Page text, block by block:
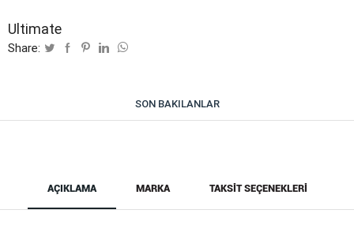
Ultimate
Share:
SON BAKILANLAR
AÇIKLAMA MARKA TAKSIT SEÇENEKLERI